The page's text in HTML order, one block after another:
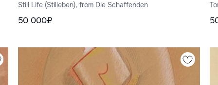
Still Life (Stilleben), from Die Schaffenden
50 000₽